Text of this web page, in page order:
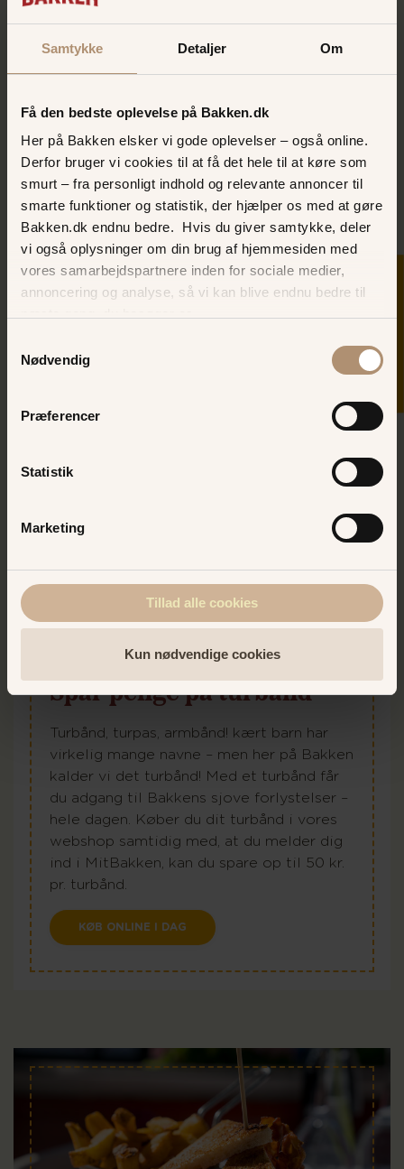
Samtykke Detaljer Om
Få den bedste oplevelse på Bakken.dk
Her på Bakken elsker vi gode oplevelser – også online.
Derfor bruger vi cookies til at få det hele til at køre som
smurt – fra personligt indhold og relevante annoncer til
smarte funktioner og statistik, der hjælper os med at gøre
Bakken.dk endnu bedre. Hvis du giver samtykke, deler
vi også oplysninger om din brug af hjemmesiden med
vores samarbejdspartnere inden for sociale medier,
annoncering og analyse, så vi kan blive endnu bedre til
Nødvendig
Præferencer
Statistik
Marketing
Tillad alle cookies
Kun nødvendige cookies
SKER I DAG
Svanebanen
Højt til vejrs i de flotte svaner på Bakken
PÅ TUR I SVANERNE
Spar penge på turbånd
Turbånd, turpas, armbånd! kært barn har
virkelig mange navne – men her på Bakken
kalder vi det turbånd! Med et turbånd får
du adgang til Bakkens sjove forlystelser –
hele dagen. Køber du dit turbånd i vores
webshop samtidig med, at du melder dig
ind i MitBakken, kan du spare op til 50 kr.
pr. turbånd.
KØB ONLINE I DAG